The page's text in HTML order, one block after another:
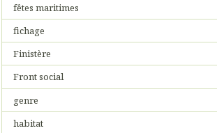
fêtes maritimes
fichage
Finistère
Front social
genre
habitat